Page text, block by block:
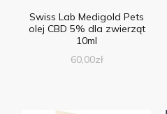
Swiss Lab Medigold Pets
olej CBD 5% dla zwierząt
10ml
60,00zł